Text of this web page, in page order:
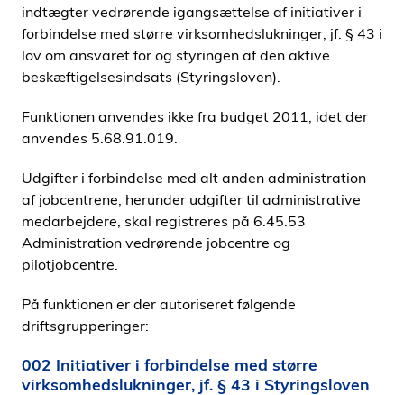
indtægter vedrørende igangsættelse af initiativer i
forbindelse med større virksomhedslukninger, jf. § 43 i
lov om ansvaret for og styringen af den aktive
beskæftigelsesindsats (Styringsloven).
Funktionen anvendes ikke fra budget 2011, idet der
anvendes 5.68.91.019.
Udgifter i forbindelse med alt anden administration
af jobcentrene, herunder udgifter til administrative
medarbejdere, skal registreres på 6.45.53
Administration vedrørende jobcentre og
pilotjobcentre.
På funktionen er der autoriseret følgende
driftsgrupperinger:
002 Initiativer i forbindelse med større
virksomhedslukninger, jf. § 43 i Styringsloven